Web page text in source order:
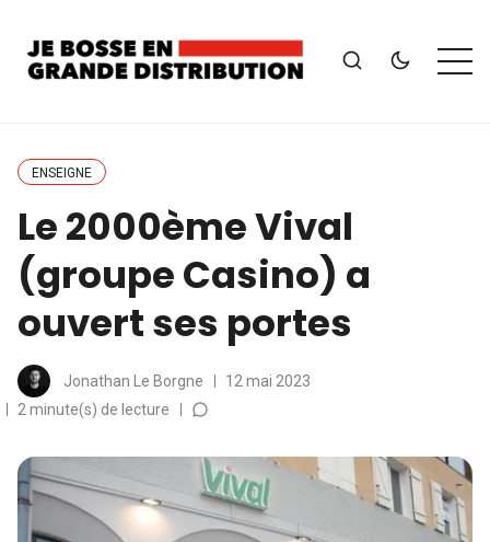
ENSEIGNE
Le 2000ème Vival
(groupe Casino) a
ouvert ses portes
Jonathan Le Borgne
12 mai 2023
2 minute(s) de lecture